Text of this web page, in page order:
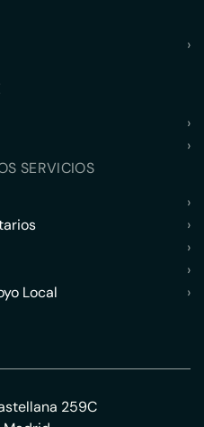
›
›
›
SERVICIOS
›
›
›
›
Local
›
259C